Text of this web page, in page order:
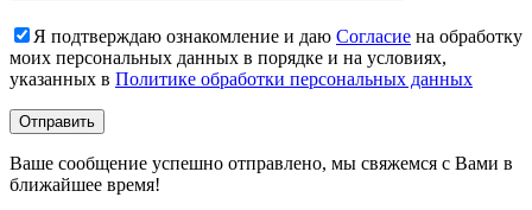
Я подтверждаю ознакомление и даю Согласие на обработку
моих персональных данных в порядке и на условиях,
указанных в Политике обработки персональных данных
Ваше сообщение успешно отправлено, мы свяжемся с Вами в
ближайшее время!